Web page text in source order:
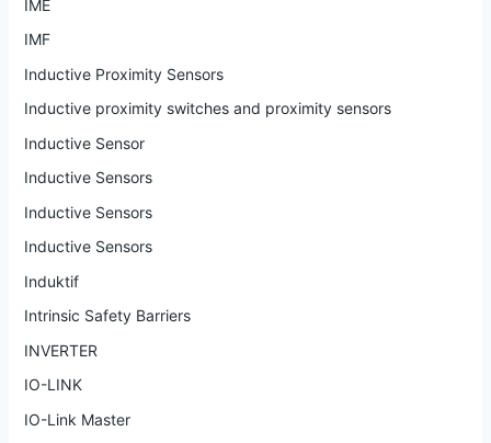
IME
IMF
Inductive Proximity Sensors
Inductive proximity switches and proximity sensors
Inductive Sensor
Inductive Sensors
Inductive Sensors
Inductive Sensors
Induktif
Intrinsic Safety Barriers
INVERTER
IO-LINK
IO-Link Master